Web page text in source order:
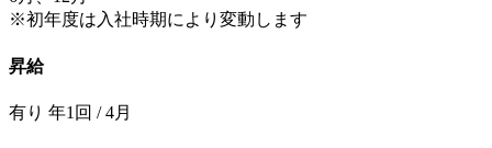
※初年度は入社時期により変動します
昇給
有り 年1回 / 4月